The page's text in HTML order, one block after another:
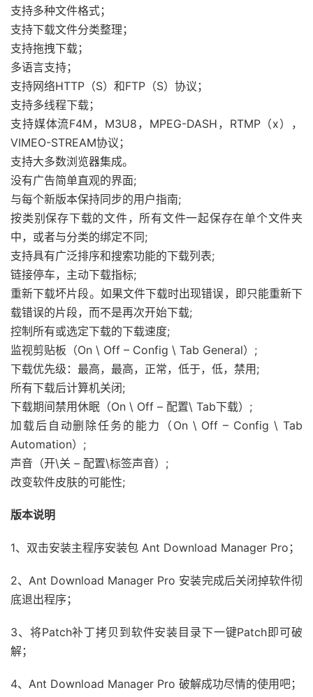
支持多种文件格式；
支持下载文件分类整理；
支持拖拽下载；
多语言支持；
支持网络HTTP（S）和FTP（S）协议；
支持多线程下载；
支持媒体流F4M，M3U8，MPEG-DASH，RTMP（x），
VIMEO-STREAM协议；
支持大多数浏览器集成。
没有广告简单直观的界面;
与每个新版本保持同步的用户指南;
按类别保存下载的文件，所有文件一起保存在单个文件夹
中，或者与分类的绑定不同;
支持具有广泛排序和搜索功能的下载列表;
链接停车，主动下载指标;
重新下载坏片段。如果文件下载时出现错误，即只能重新下
载错误的片段，而不是再次开始下载;
控制所有或选定下载的下载速度;
监视剪贴板（On \ Off – Config \ Tab General）;
下载优先级：最高，最高，正常，低于，低，禁用;
所有下载后计算机关闭;
下载期间禁用休眠（On \ Off – 配置\ Tab下载）;
加载后自动删除任务的能力（On \ Off – Config \ Tab
Automation）;
声音（开\关 – 配置\标签声音）;
改变软件皮肤的可能性;
版本说明
1、双击安装主程序安装包 Ant Download Manager Pro；
2、Ant Download Manager Pro 安装完成后关闭掉软件彻
底退出程序；
3、将Patch补丁拷贝到软件安装目录下一键Patch即可破
解；
4、Ant Download Manager Pro 破解成功尽情的使用吧；